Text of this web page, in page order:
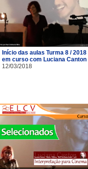
Início das aulas Turma 8 / 2018
em curso com Luciana Canton
12/03/2018